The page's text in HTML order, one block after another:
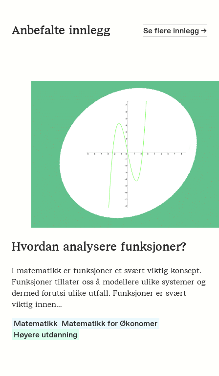
Anbefalte innlegg Se flere innlegg ->
Hvordan analysere funksjoner?
I matematikk er funksjoner et svært viktig konsept.
Funksjoner tillater oss å modellere ulike systemer og
dermed forutsi ulike utfall. Funksjoner er svært
viktig innen…
Matematikk Matematikk for Økonomer
Høyere utdanning